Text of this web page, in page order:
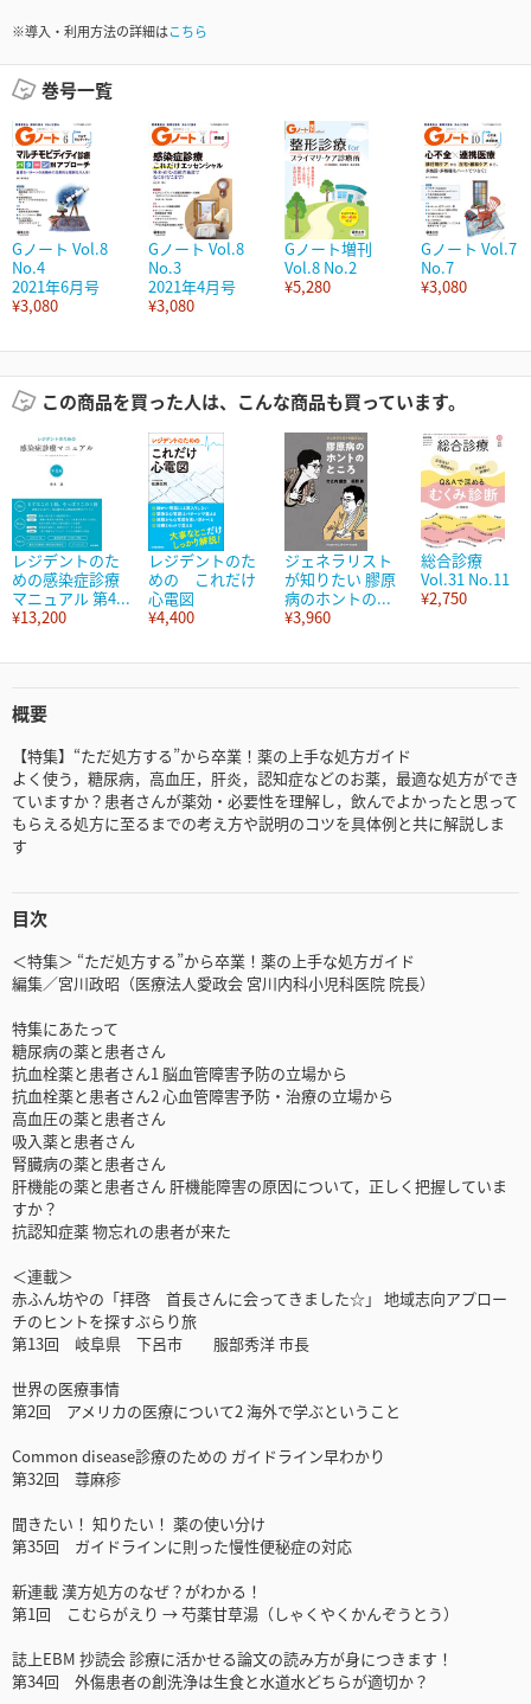
※導入・利用方法の詳細はこちら
巻号一覧
Gノート Vol.8
No.4
2021年6月号
¥3,080
Gノート Vol.8
No.3
2021年4月号
¥3,080
Gノート増刊
Vol.8 No.2
¥5,280
Gノート Vol.7
No.7
¥3,080
この商品を買った人は、こんな商品も買っています。
レジデントのた
めの感染症診療
マニュアル 第4...
¥13,200
レジデントのた
めの これだけ
心電図
¥4,400
ジェネラリスト
が知りたい 膠原
病のホントの...
¥3,960
総合診療
Vol.31 No.11
¥2,750
概要
【特集】“ただ処方する”から卒業！薬の上手な処方ガイド
よく使う，糖尿病，高血圧，肝炎，認知症などのお薬，最適な処方ができ
ていますか？患者さんが薬効・必要性を理解し，飲んでよかったと思って
もらえる処方に至るまでの考え方や説明のコツを具体例と共に解説しま
す
目次
＜特集＞ “ただ処方する”から卒業！薬の上手な処方ガイド
編集／宮川政昭（医療法人愛政会 宮川内科小児科医院 院長）
特集にあたって
糖尿病の薬と患者さん
抗血栓薬と患者さん1 脳血管障害予防の立場から
抗血栓薬と患者さん2 心血管障害予防・治療の立場から
高血圧の薬と患者さん
吸入薬と患者さん
腎臓病の薬と患者さん
肝機能の薬と患者さん 肝機能障害の原因について，正しく把握していま
すか？
抗認知症薬 物忘れの患者が来た
＜連載＞
赤ふん坊やの「拝啓 首長さんに会ってきました☆」 地域志向アプロー
チのヒントを探すぶらり旅
第13回 岐阜県 下呂市 服部秀洋 市長
世界の医療事情
第2回 アメリカの医療について2 海外で学ぶということ
Common disease診療のための ガイドライン早わかり
第32回 蕁麻疹
聞きたい！ 知りたい！ 薬の使い分け
第35回 ガイドラインに則った慢性便秘症の対応
新連載 漢方処方のなぜ？がわかる！
第1回 こむらがえり → 芍薬甘草湯（しゃくやくかんぞうとう）
誌上EBM 抄読会 診療に活かせる論文の読み方が身につきます！
第34回 外傷患者の創洗浄は生食と水道水どちらが適切か？